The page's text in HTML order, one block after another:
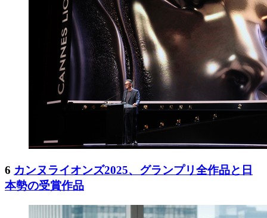
6 カンヌライオンズ2025、グランプリ全作品と日
本勢の受賞作品